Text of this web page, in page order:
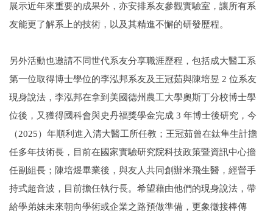
展示近年來重要的成果外，亦安排系友參觀實驗室，讓所有系
友能更了解系上的技術，以及其精進不懈的研發歷程。
另外活動也邀請不同世代系友分享職涯歷程，包括成大醫工系
第一位取得博士學位的李泓邦系友及王冠茹與陳培昱 2 位系友
現身說法，李泓邦在拿到美國德州農工大學奧斯丁分校博士學
位後，又獲得國科會與史丹福獎學金完成 3 年博士後研究，今
（2025）年順利進入清大醫工所任教；王冠茹曾在鈦隼生計擔
任多年技術長，目前在國家實驗研究院科技政策暨資訊中心擔
任副組長；陳培煜畢業後，與友人共同創辦米飛生醫，經營手
持式超音波，目前擔任執行長。希望藉由他們的現身說法， 帶
給學弟妹未來朝向學術或企業之路預做準備，更象徵接棒傳